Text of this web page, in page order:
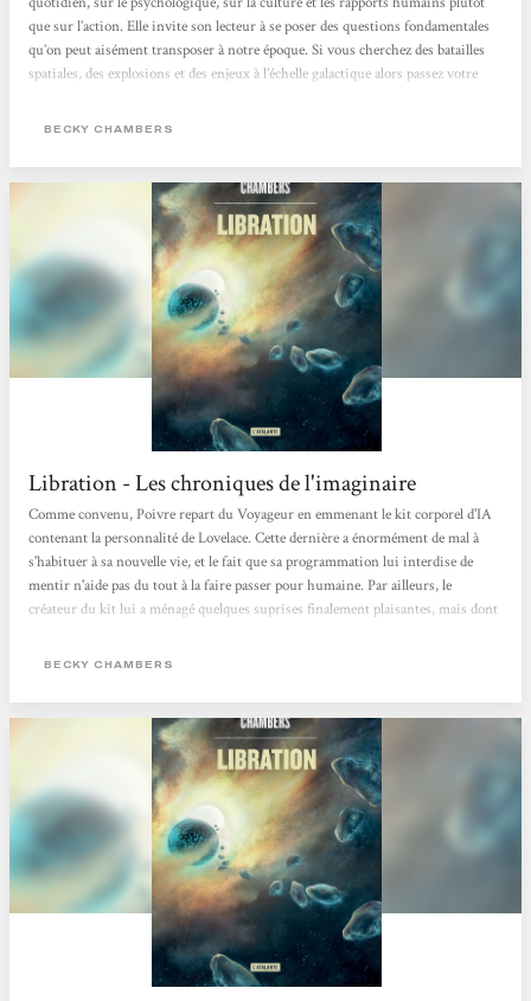
que sur l’action. Elle invite son lecteur à se poser des questions fondamentales
qu’on peut aisément transposer à notre époque. Si vous cherchez des batailles
spatiales, des explosions et des enjeux à l’échelle galactique alors passez votre
bonheur. Ici, on cause éthique, origine de l’intelligence et de la conscience,
BECKY CHAMBERS
Libration - Les chroniques de l'imaginaire
Comme convenu, Poivre repart du Voyageur en emmenant le kit corporel d'IA
contenant la personnalité de Lovelace. Cette dernière a énormément de mal à
s'habituer à sa nouvelle vie, et le fait que sa programmation lui interdise de
mentir n'aide pas du tout à la faire passer pour humaine. Par ailleurs, le
créateur du kit lui a ménagé quelques suprises finalement plaisantes, mais dont
partie du roman va permettre au lecteur de suivre celle qui a décidé de s'appeler
BECKY CHAMBERS